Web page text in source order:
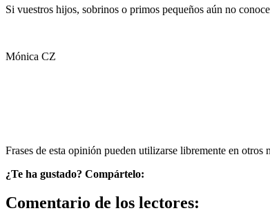
Si vuestros hijos, sobrinos o primos pequeños aún no
Mónica CZ
Frases de esta opinión pueden utilizarse libremente en
¿Te ha gustado? Compártelo:
Comentario de los lectores: